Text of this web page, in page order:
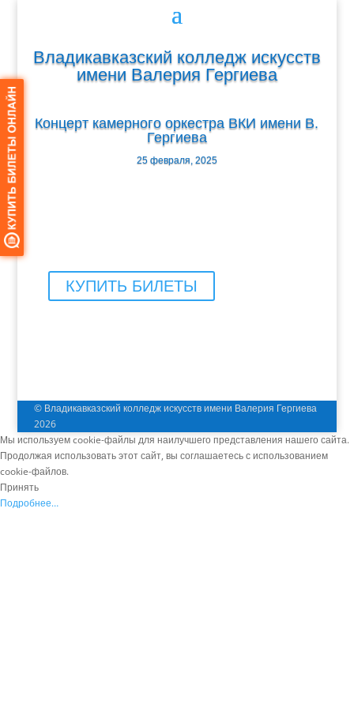
Владикавказский колледж искусств
имени Валерия Гергиева
Концерт камерного оркестра ВКИ имени В.
Гергиева
25 февраля, 2025
КУПИТЬ БИЛЕТЫ
© Владикавказский колледж искусств имени Валерия Гергиева
2026
Мы используем cookie-файлы для наилучшего представления нашего сайта.
Продолжая использовать этот сайт, вы соглашаетесь с использованием
cookie-файлов.
Принять
Подробнее…